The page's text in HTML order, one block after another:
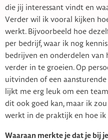
die jij interessant vindt en
Verder wil ik vooral kijken
werkt. Bijvoorbeeld hoe
per bedrijf, waar ik nog
bedrijven en onderdelen van
verder in te groeien. Op
uitvinden of een
lijkt me erg leuk om een
dit ook goed kan, maar ik
werkt in de praktijk en hoe ik
Waaraan merkte je dat je bij